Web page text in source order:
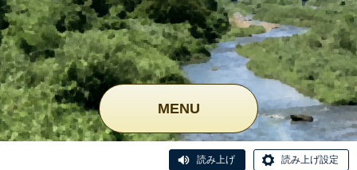
MENU
読み上げ 読み上げ設定